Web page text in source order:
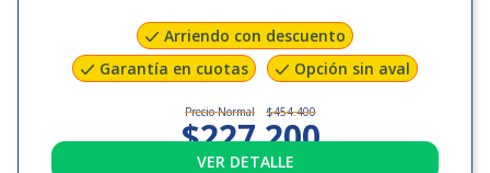
Arriendo con descuento
Garantía en cuotas
Opción sin aval
Precio Normal $454.400
$227.200
+$79.000GGCC
VER DETALLE